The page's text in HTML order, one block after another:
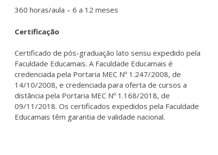
360 horas/aula – 6 a 12 meses
Certificação
Certificado de pós-graduação lato sensu expedido pela
Faculdade Educamais. A Faculdade Educamais é
credenciada pela Portaria MEC Nº 1.247/2008, de
14/10/2008, e credenciada para oferta de cursos a
distância pela Portaria MEC Nº 1.168/2018, de
09/11/2018. Os certificados expedidos pela Faculdade
Educamais têm garantia de validade nacional.